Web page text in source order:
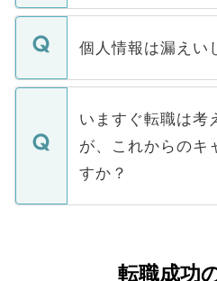
ません。
■応募殺到を避ける
関を公にしてしまう
に、医療機関が求め
みを人材紹介会社に
ています。
転職・入職を強要す
ん。また、仮に応募
定を承諾する必要は
の辞退の連絡はキャ
ますので、ご安心く
個人情報は漏えい
個人情報が漏えいす
で、ご安心ください
などで収集したご登
ご本人のキャリアア
支援を目的に使用い
ているすべての個人
は、個人情報の取り
いますぐ転職は考
が、これからのキ
すか？
かがいして、現在の
転職成功